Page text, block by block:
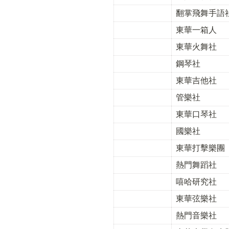
翻掌飛舞手語
東華一箱人
東華火舞社
鋼琴社
東華吉他社
管樂社
東華口琴社
國樂社
東華打擊樂團
熱門舞蹈社
嘻哈研究社
東華弦樂社
熱門音樂社